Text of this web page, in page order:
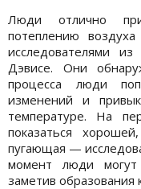
Люди отлично
потеплению
исследователями из
Дэвисе. Они
процесса люди
изменений и
температуре. На
показаться
пугающая —
момент люди могут
заметив образования